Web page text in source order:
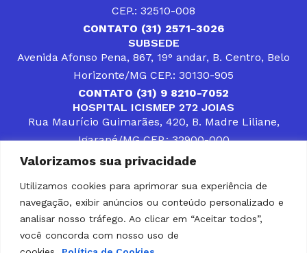
Valorizamos sua privacidade
Utilizamos cookies para aprimorar sua experiência de
navegação, exibir anúncios ou conteúdo personalizado e
analisar nosso tráfego. Ao clicar em “Aceitar todos”,
você concorda com nosso uso de
CEP.: 32510-008
CONTATO (31) 2571-3026
SUBSEDE
Avenida Afonso Pena, 867, 19° andar, B. Centro, Belo
Horizonte/MG CEP.: 30130-905
CONTATO (31) 9 8210-7052
HOSPITAL ICISMEP 272 JOIAS
Rua Maurício Guimarães, 420, B. Madre Liliane,
Igarapé/MG CEP.: 32900-000
CONTATOS (31) 3512-4400 ou (31) 9 8309-8660
DESENVOLVER SOLUÇÕES, AÇÕES E SERVIÇOS
PÚBLICOS QUE COMPLEMENTEM A ASSISTÊNCIA À
POPULAÇÃO DA REGIÃO EM QUE ATUA, SENDO
PARCEIRO DOS MUNICÍPIOS CONSORCIADOS NA
SOLUÇÃO DE DIFICULDADES ENFRENTADAS POR
GESTORES MUNICIPAIS, É O COMPROMISSO DO
ICISMEP.